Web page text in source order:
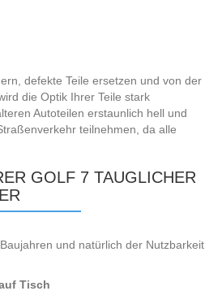
defekte Teile ersetzen und von der
die Optik Ihrer Teile stark
Autoteilen erstaunlich hell und
teilnehmen, da alle
GOLF 7 TAUGLICHER
und natürlich der Nutzbarkeit